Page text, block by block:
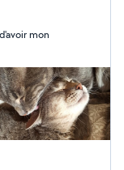
lors de vos
mon